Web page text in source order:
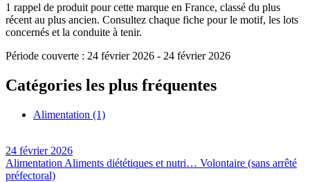
1 rappel de produit pour cette marque en France, classé du plus
récent au plus ancien. Consultez chaque fiche pour le motif, les lots
concernés et la conduite à tenir.
Période couverte : 24 février 2026 - 24 février 2026
Catégories les plus fréquentes
Alimentation (1)
24 février 2026
Alimentation Aliments diététiques et nutri… Volontaire (sans arrêté
préfectoral)